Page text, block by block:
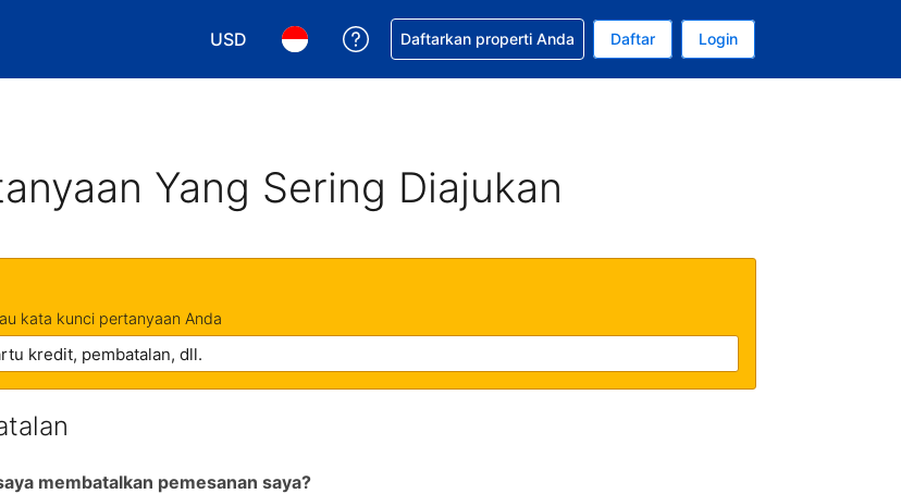
USD
Pilih mata uang Anda. Mata uang Anda saat ini adalah Dolar Amerika Serikat
Pilih bahasa Anda. Bahasa Anda saat ini adalah Bahasa Indonesia
Dapatkan bantuan untuk pemesanan Anda
Daftarkan properti Anda Daftar Login
Yang Sering Diajukan
kata kunci pertanyaan Anda
membatalkan pemesanan saya?